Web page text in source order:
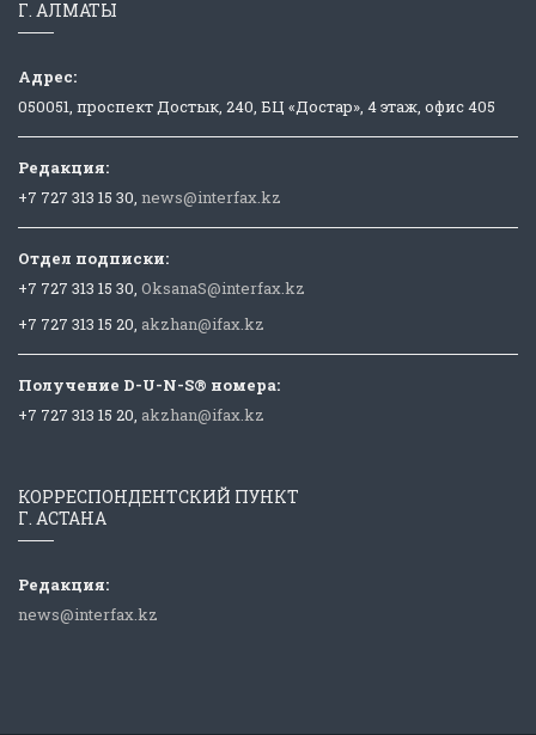
Г. АЛМАТЫ
Адрес:
050051, проспект Достык, 240, БЦ «Достар», 4 этаж, офис 405
Редакция:
+7 727 313 15 30, news@interfax.kz
Отдел подписки:
+7 727 313 15 30, OksanaS@interfax.kz
+7 727 313 15 20, akzhan@ifax.kz
Получение D-U-N-S® номера:
+7 727 313 15 20, akzhan@ifax.kz
КОРРЕСПОНДЕНТСКИЙ ПУНКТ
Г. АСТАНА
Редакция:
news@interfax.kz